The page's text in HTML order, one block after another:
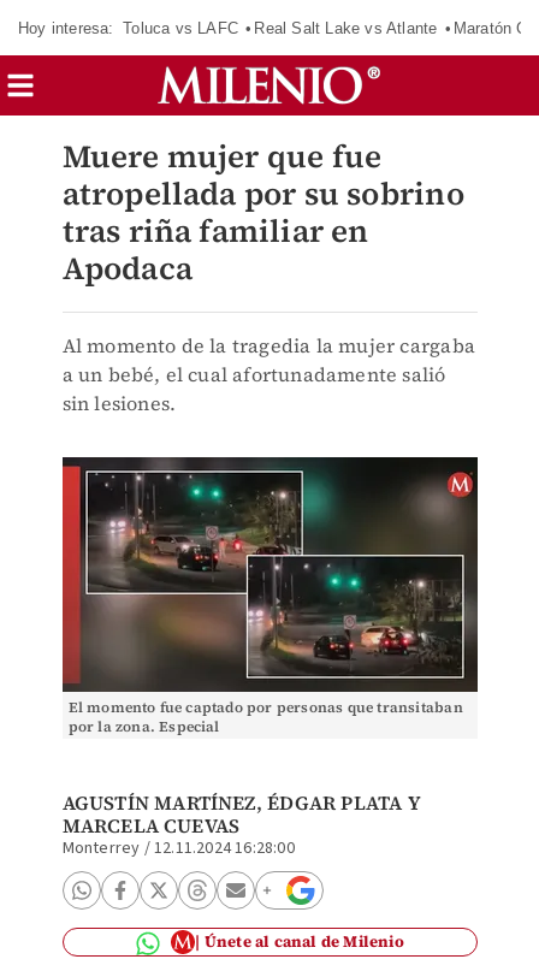
Hoy interesa: Toluca vs LAFC Real Salt Lake vs Atlante Maratón
Muere mujer que fue
atropellada por su sobrino
tras riña familiar en
Apodaca
Al momento de la tragedia la mujer cargaba
a un bebé, el cual afortunadamente salió
sin lesiones.
El momento fue captado por personas que transitaban
por la zona. Especial
AGUSTÍN MARTÍNEZ,ÉDGAR PLATAY
MARCELA CUEVAS
Monterrey /12.11.2024 16:28:00
Únete al canal de Milenio